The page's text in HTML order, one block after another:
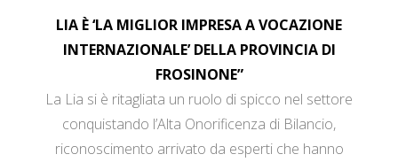
LIA È ‘LA MIGLIOR IMPRESA A VOCAZIONE
INTERNAZIONALE’ DELLA PROVINCIA DI
FROSINONE”
La Lia si è ritagliata un ruolo di spicco nel settore
conquistando l’Alta Onorificenza di Bilancio,
riconoscimento arrivato da esperti che hanno